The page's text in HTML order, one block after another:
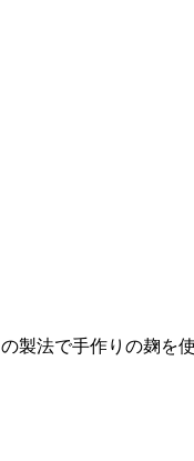
製法で手作りの麹を